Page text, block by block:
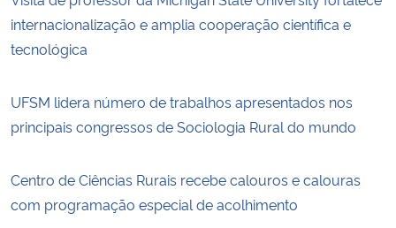
internacionalização e amplia cooperação científica e
tecnológica
UFSM lidera número de trabalhos apresentados nos
principais congressos de Sociologia Rural do mundo
Centro de Ciências Rurais recebe calouros e calouras
com programação especial de acolhimento